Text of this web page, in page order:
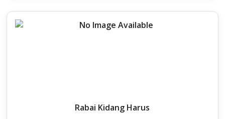
Rabai Kidang Harus